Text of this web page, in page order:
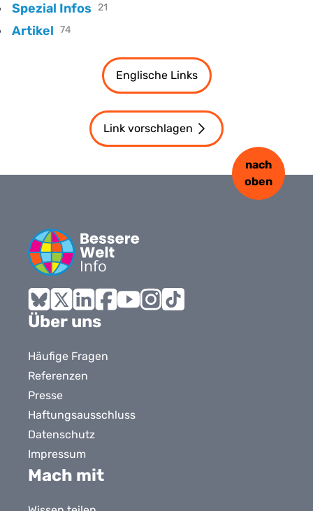
Spezial Infos 21
Artikel 74
Link vorschlagen
Englische Links
Bluesky
X LinkedInFacebook
nach
oben
Über uns
Häufige Fragen
Referenzen
Presse
Haftungsausschluss
Datenschutz
Impressum
Mach mit